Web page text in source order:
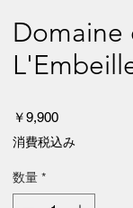
Domaine
￥9,900価
格
消費税込み
数量 *